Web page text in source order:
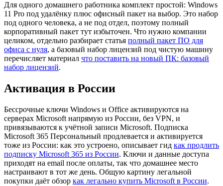
Для одного домашнего работника комплект простой: Windows
11 Pro под удалёнку плюс офисный пакет на выбор. Это набор
под одного человека, а не под отдел, поэтому полный
корпоративный пакет тут избыточен. Что нужно компании
целиком, отдельно разбирает статья полный пакет ПО для
офиса с нуля, а базовый набор лицензий под чистую машину
перечисляет материал что поставить на новый ПК: базовый
набор лицензий.
Активация в России
Бессрочные ключи Windows и Office активируются на
серверах Microsoft напрямую из России, без VPN, и
привязываются к учётной записи Microsoft. Подписка
Microsoft 365 Персональный продлевается и активируется
тоже из России: как это устроено, описывает гид как продлить
подписку Microsoft 365 из России. Ключи и данные доступа
приходят на email после оплаты, так что домашнее место
настраивают в тот же день. Общую картину легальной
покупки даёт обзор как легально купить Microsoft в России.